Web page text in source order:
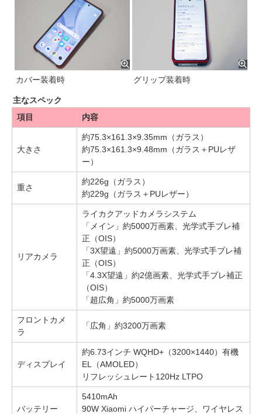
カバー装着時 グリップ装着時
主なスペック
項目
内容
大きさ
約75.3×161.3×9.35mm（ガラス）
約75.3×161.3×9.48mm（ガラス＋PUレザ
ー）
重さ
約226g（ガラス）
約229g（ガラス＋PUレザー）
リアカメラ
ライカクアッドカメラシステム
「メイン」約5000万画素、光学式手ブレ補
正（OIS）
「3X望遠」約5000万画素、光学式手ブレ補
正（OIS）
「4.3X望遠」約2億画素、光学式手ブレ補正
（OIS）
「超広角」約5000万画素
フロントカメ
ラ
「広角」約3200万画素
ディスプレイ
約6.73インチ WQHD+（3200×1440）有機
EL（AMOLED）
リフレッシュレート120Hz LTPO
バッテリー
5410mAh
90W Xiaomi ハイパーチャージ、ワイヤレス